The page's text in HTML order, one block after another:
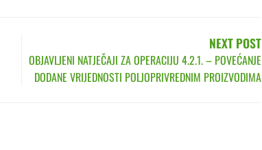
NEXT POST
OBJAVLJENI NATJEČAJI ZA OPERACIJU 4.2.1. – POVEĆANJE
DODANE VRIJEDNOSTI POLJOPRIVREDNIM PROIZVODIMA